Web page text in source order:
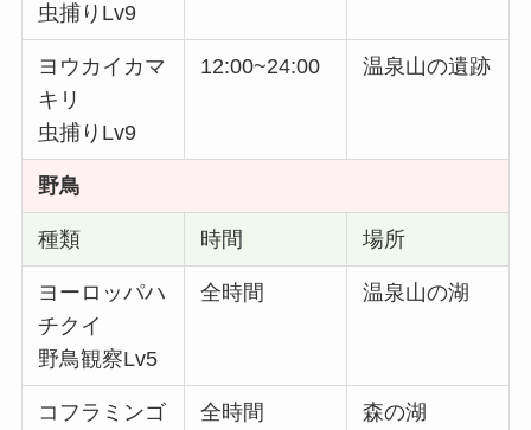
虫捕りLv9
ヨウカイカマ
キリ
虫捕りLv9
12:00~24:00 温泉山の遺跡
野鳥
種類 時間 場所
ヨーロッパハ
チクイ
野鳥観察Lv5
全時間 温泉山の湖
コフラミンゴ
全時間 森の湖